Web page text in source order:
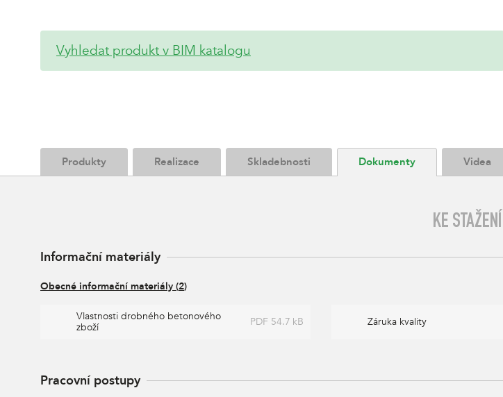
Vyhledat produkt v BIM katalogu
Produkty Realizace Skladebnosti Dokumenty Videa
KE STAŽENÍ
Informační materiály
Obecné informační materiály (2)
Vlastnosti drobného betonového
zboží
PDF 54.7 kB Záruka kvality
Pracovní postupy